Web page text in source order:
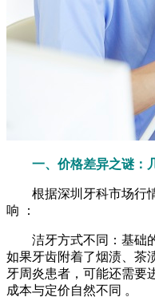
一、价格差异之谜：几
根据深圳牙科市场行情
响 ：
洁牙方式不同：基础的
如果牙齿附着了烟渍、茶
牙周炎患者，可能还需要
成本与定价自然不同 。